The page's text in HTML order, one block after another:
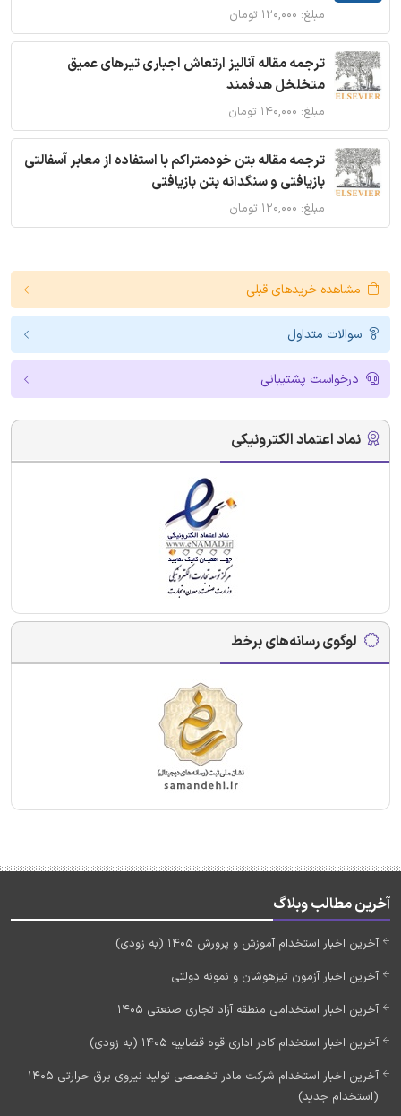
مبلغ: ۱۲۰,۰۰۰ تومان
ترجمه مقاله آنالیز ارتعاش اجباری تیرهای عمیق
متخلخل هدفمند
مبلغ: ۱۴۰,۰۰۰ تومان
ترجمه مقاله بتن خودمتراکم با استفاده از معابر آسفالتی
بازیافتی و سنگدانه بتن بازیافتی
مبلغ: ۱۲۰,۰۰۰ تومان
مشاهده خریدهای قبلی
سوالات متداول
درخواست پشتیبانی
نماد اعتماد الکترونیکی
لوگوی رسانه‌های برخط
آخرین مطالب وبلاگ
آخرین اخبار استخدام آموزش و پرورش 1405 (به زودی)
آخرین اخبار آزمون تیزهوشان و نمونه دولتی
آخرین اخبار استخدامی منطقه آزاد تجاری صنعتی 1405
آخرین اخبار استخدام کادر اداری قوه قضاییه 1405 (به زودی)
آخرین اخبار استخدام شرکت مادر تخصصی تولید نیروی برق حرارتی 1405
(استخدام جدید)